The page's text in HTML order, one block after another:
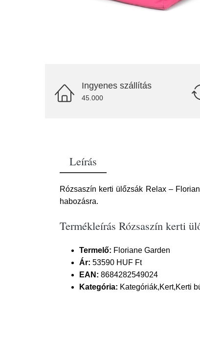
Ingyenes szállítás
45.000
Leírás
Rózsaszín kerti ülőzsák Relax –
habozásra.
Termékleírás Rózsaszín kerti
Termelő: Floriane Garden
Ár: 53590 HUF Ft
EAN: 8684282549024
Kategória: Kategóriák,Kert,Kerti